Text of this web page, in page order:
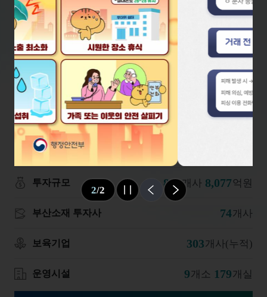
2/2
슬라이드 멈춤
이전 다음
4/
슬라이드 멈춤
데이터로 보는BSIA
(2026년 07월 24일 기준)
부산시 조성펀드
투자규모 816개사 8,077억원
부산소재 투자사 74개사
보육기업 303개사(누적)
운영시설 9개소 179개실